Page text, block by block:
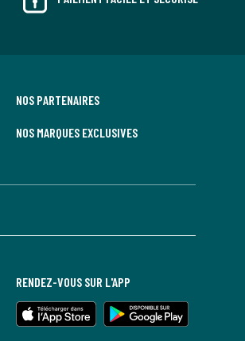
NOS PARTENAIRES
NOS MARQUES EXCLUSIVES
RENDEZ-VOUS SUR L'APP